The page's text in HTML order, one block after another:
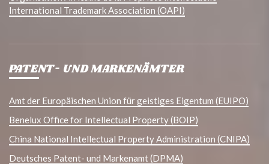
International Trademark Association (OAPI)
PATENT- UND MARKENÄMTER
Amt der Europäischen Union für geistiges Eigentum (EUIPO)
Benelux Office for Intellectual Property (BOIP)
China National Intellectual Property Administration (CNIPA)
Deutsches Patent- und Markenamt (DPMA)